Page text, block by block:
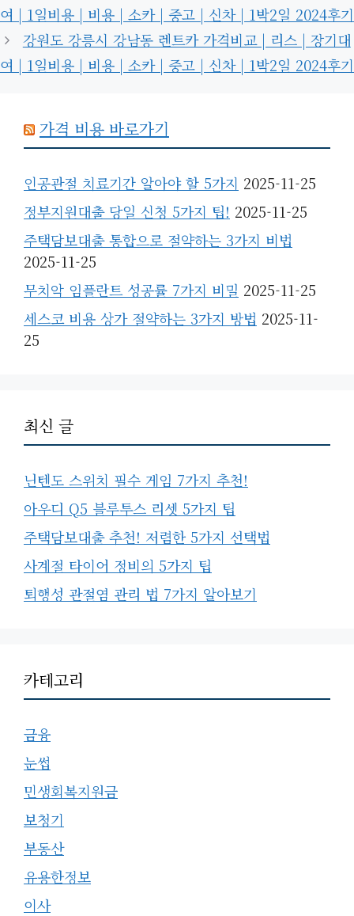
여 | 1일비용 | 비용 | 소카 | 중고 | 신차 | 1박2일 2024후기
강원도 강릉시 강남동 렌트카 가격비교 | 리스 | 장기대
여 | 1일비용 | 비용 | 소카 | 중고 | 신차 | 1박2일 2024후기
가격 비용 바로가기
인공관절 치료기간 알아야 할 5가지 2025-11-25
정부지원대출 당일 신청 5가지 팁! 2025-11-25
주택담보대출 통합으로 절약하는 3가지 비법
2025-11-25
무치악 임플란트 성공률 7가지 비밀 2025-11-25
세스코 비용 상가 절약하는 3가지 방법 2025-11-
25
최신 글
닌텐도 스위치 필수 게임 7가지 추천!
아우디 Q5 블루투스 리셋 5가지 팁
주택담보대출 추천! 저렴한 5가지 선택법
사계절 타이어 정비의 5가지 팁
퇴행성 관절염 관리 법 7가지 알아보기
카테고리
금융
눈썹
민생회복지원금
보청기
부동산
유용한정보
이사